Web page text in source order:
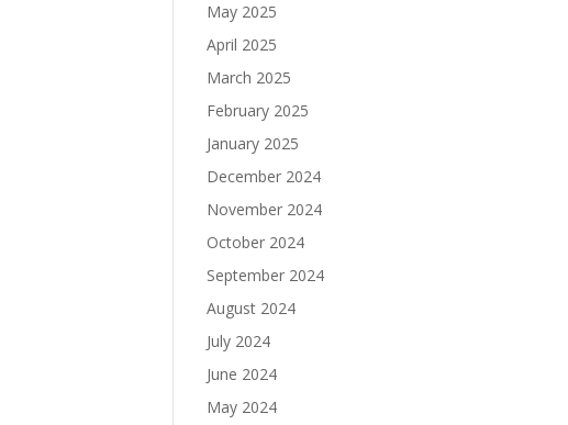
May 2025
April 2025
March 2025
February 2025
January 2025
December 2024
November 2024
October 2024
September 2024
August 2024
July 2024
June 2024
May 2024